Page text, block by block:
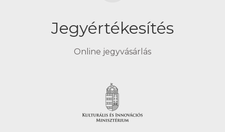
Jegyértékesítés
Online jegyvásárlás